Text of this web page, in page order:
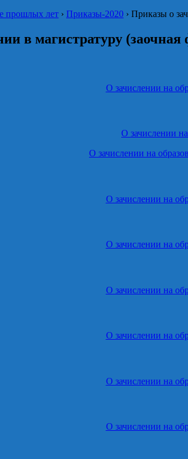
прошлых лет › Приказы-2020 › Приказы о
в магистратуру (заочная
О зачислении на
О зачислении
О зачислении на
О зачислении на
О зачислении на
О зачислении на
О зачислении на
О зачислении на
О зачислении на